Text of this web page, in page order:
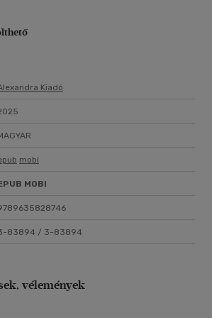
Kiadó
mobi
MOBI
83894 / 3-83894
vélemények